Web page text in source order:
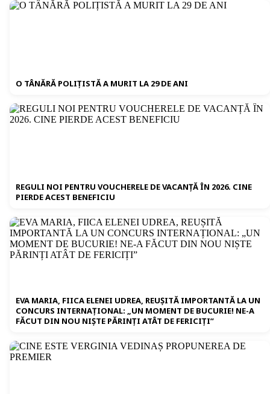
O TÂNĂRĂ POLIȚISTĂ A MURIT LA 29 DE ANI
REGULI NOI PENTRU VOUCHERELE DE VACANȚĂ ÎN 2026. CINE
PIERDE ACEST BENEFICIU
EVA MARIA, FIICA ELENEI UDREA, REUȘITĂ IMPORTANTĂ LA UN
CONCURS INTERNAȚIONAL: „UN MOMENT DE BUCURIE! NE-A
FĂCUT DIN NOU NIȘTE PĂRINȚI ATÂT DE FERICIȚI”